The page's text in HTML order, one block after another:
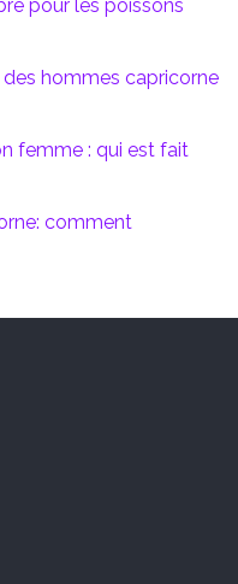
pour les poissons
hommes capricorne
femme : qui est fait
comment